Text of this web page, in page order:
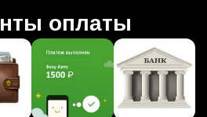
оплаты